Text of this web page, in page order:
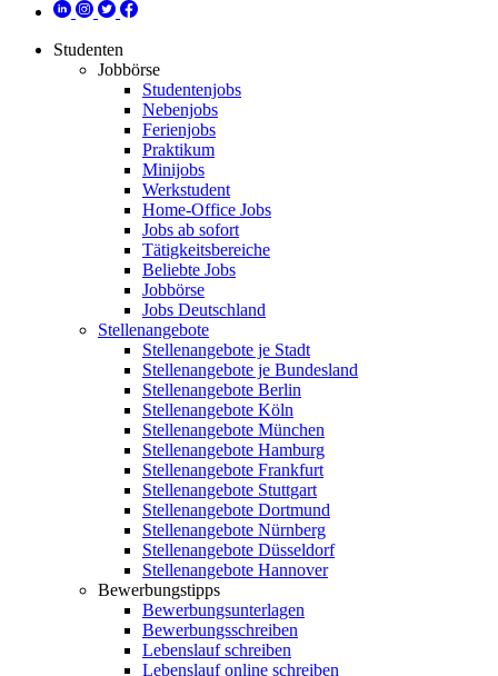
Studenten
Jobbörse
Studentenjobs
Nebenjobs
Ferienjobs
Praktikum
Minijobs
Werkstudent
Home-Office Jobs
Jobs ab sofort
Tätigkeitsbereiche
Beliebte Jobs
Jobbörse
Jobs Deutschland
Stellenangebote
Stellenangebote je Stadt
Stellenangebote je Bundesland
Stellenangebote Berlin
Stellenangebote Köln
Stellenangebote München
Stellenangebote Hamburg
Stellenangebote Frankfurt
Stellenangebote Stuttgart
Stellenangebote Dortmund
Stellenangebote Nürnberg
Stellenangebote Düsseldorf
Stellenangebote Hannover
Bewerbungstipps
Bewerbungsunterlagen
Bewerbungsschreiben
Lebenslauf schreiben
Lebenslauf online schreiben